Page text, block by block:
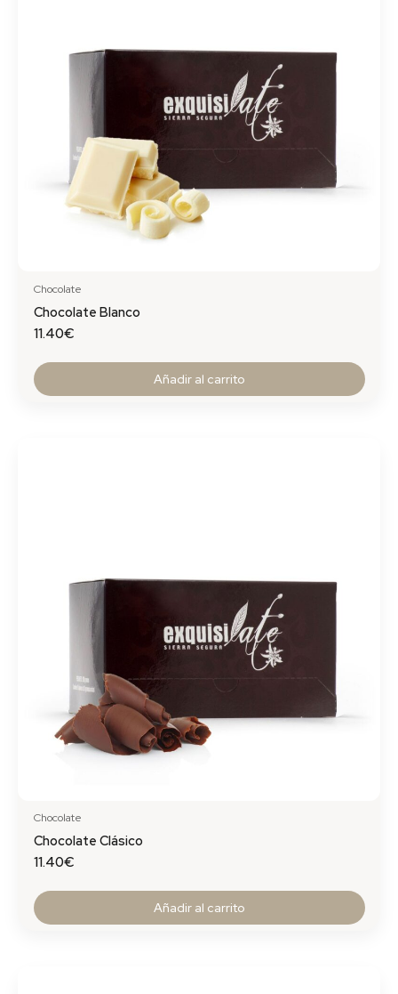
Chocolate
Chocolate Blanco
11.40€
Añadir al carrito
Chocolate
Chocolate Clásico
11.40€
Añadir al carrito